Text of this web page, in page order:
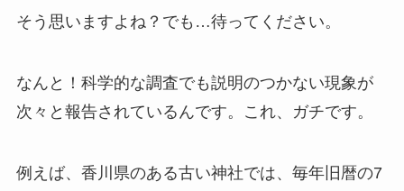
そう思いますよね？でも…待ってください。
なんと！科学的な調査でも説明のつかない現象が
次々と報告されているんです。これ、ガチです。
例えば、香川県のある古い神社では、毎年旧暦の7